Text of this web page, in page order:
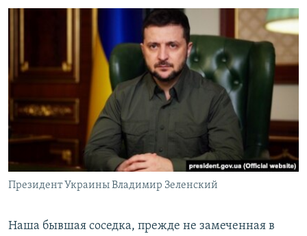
Президент Украины Владимир Зеленский
Наша бывшая соседка, прежде не замеченная в